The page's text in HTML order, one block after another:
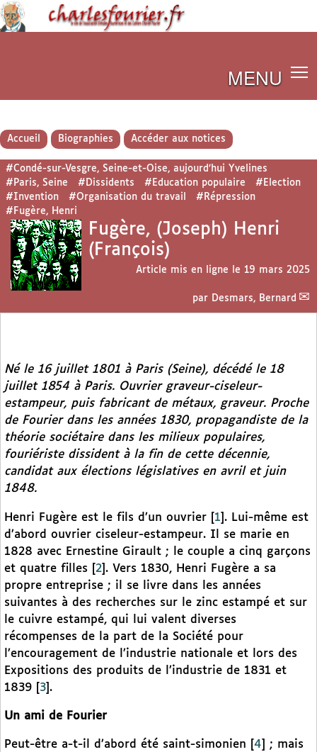
MENU
Accueil Biographies Accéder aux notices
#Condé-sur-Vesgre, Seine-et-Oise, aujourd’hui Yvelines
#Paris, Seine
#Dissidents #Education populaire
#Election
#Invention
#Organisation du travail
#Répression
#Fugère, Henri
Fugère, (Joseph) Henri
(François)
Article mis en ligne le 19 mars 2025
par Desmars, Bernard
Né le 16 juillet 1801 à Paris (Seine), décédé le 18
juillet 1854 à Paris. Ouvrier graveur-ciseleur-
estampeur, puis fabricant de métaux, graveur. Proche
de Fourier dans les années 1830, propagandiste de la
théorie sociétaire dans les milieux populaires,
fouriériste dissident à la fin de cette décennie,
candidat aux élections législatives en avril et juin
1848.
Henri Fugère est le fils d’un ouvrier 1 . Lui-même est
d’abord ouvrier ciseleur-estampeur. Il se marie en
1828 avec Ernestine Girault ; le couple a cinq garçons
et quatre filles
2 . Vers 1830, Henri Fugère a sa
propre entreprise ; il se livre dans les années
suivantes à des recherches sur le zinc estampé et sur
le cuivre estampé, qui lui valent diverses
récompenses de la part de la Société pour
l’encouragement de l’industrie nationale et lors des
Expositions des produits de l’industrie de 1831 et
1839
3 .
Un ami de Fourier
Peut-être a-t-il d’abord été saint-simonien 4
; mais